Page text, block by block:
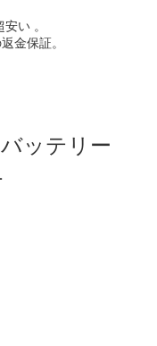
い 。
金保証。
ッテリー